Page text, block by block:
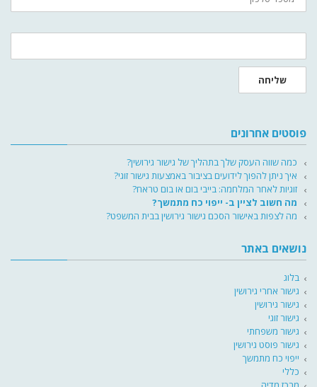
שליחה
פוסטים אחרונים
כמה שווה העסק שלך בתהליך של גישור גירושין?
איך ניתן להפוך לידועים בציבור באמצעות גישור זוגי?
זוגיות לאחר המלחמה: בייבי בום או בום טראח?
מה חשוב לציין ב- ייפוי כח מתמשך?
מה לצפות באישור הסכם גישור גירושין בבית המשפט?
נושאים באתר
בלוג
גישור אחרי גירושין
גישור גירושין
גישור זוגי
גישור משפחתי
גישור פוסט גירושין
ייפוי כח מתמשך
כללי